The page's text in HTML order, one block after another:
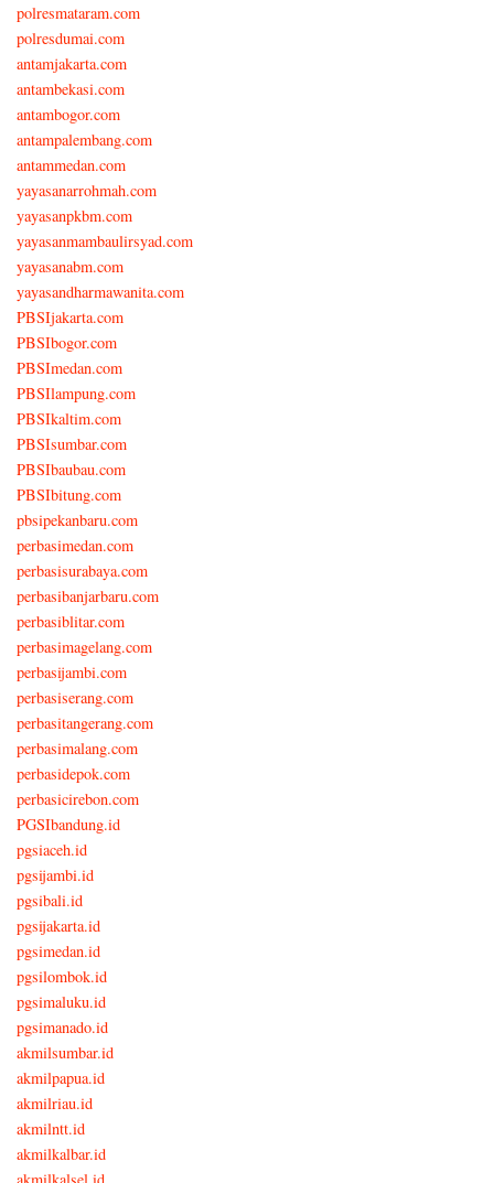
polresmataram.com
polresdumai.com
antamjakarta.com
antambekasi.com
antambogor.com
antampalembang.com
antammedan.com
yayasanarrohmah.com
yayasanpkbm.com
yayasanmambaulirsyad.com
yayasanabm.com
yayasandharmawanita.com
PBSIjakarta.com
PBSIbogor.com
PBSImedan.com
PBSIlampung.com
PBSIkaltim.com
PBSIsumbar.com
PBSIbaubau.com
PBSIbitung.com
pbsipekanbaru.com
perbasimedan.com
perbasisurabaya.com
perbasibanjarbaru.com
perbasiblitar.com
perbasimagelang.com
perbasijambi.com
perbasiserang.com
perbasitangerang.com
perbasimalang.com
perbasidepok.com
perbasicirebon.com
PGSIbandung.id
pgsiaceh.id
pgsijambi.id
pgsibali.id
pgsijakarta.id
pgsimedan.id
pgsilombok.id
pgsimaluku.id
pgsimanado.id
akmilsumbar.id
akmilpapua.id
akmilriau.id
akmilntt.id
akmilkalbar.id